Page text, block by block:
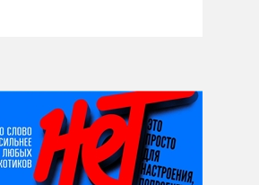
НИ ДНЯ БЕЗ ДАТЫ...
08 августа
ВСЕМИРНЫЙ ДЕНЬ
КОШЕК